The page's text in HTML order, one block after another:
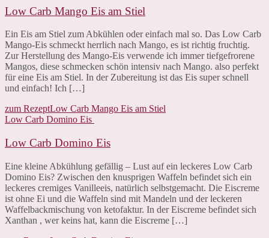
Low Carb Mango Eis am Stiel
Ein Eis am Stiel zum Abkühlen oder einfach mal so. Das Low Carb
Mango-Eis schmeckt herrlich nach Mango, es ist richtig fruchtig.
Zur Herstellung des Mango-Eis verwende ich immer tiefgefrorene
Mangos, diese schmecken schön intensiv nach Mango. also perfekt
für eine Eis am Stiel. In der Zubereitung ist das Eis super schnell
und einfach! Ich […]
zum RezeptLow Carb Mango Eis am Stiel
Low Carb Domino Eis
Low Carb Domino Eis
Eine kleine Abkühlung gefällig – Lust auf ein leckeres Low Carb
Domino Eis? Zwischen den knusprigen Waffeln befindet sich ein
leckeres cremiges Vanilleeis, natürlich selbstgemacht. Die Eiscreme
ist ohne Ei und die Waffeln sind mit Mandeln und der leckeren
Waffelbackmischung von ketofaktur. In der Eiscreme befindet sich
Xanthan , wer keins hat, kann die Eiscreme […]